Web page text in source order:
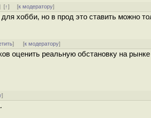
[↑] [к модератору]
хобби, но в прод это ставить можно
] [к модератору]
оценить реальную обстановку на рынке
]